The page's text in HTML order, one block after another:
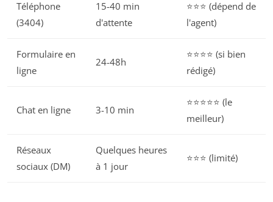
Téléphone
(3404)
15-40 min
d'attente
⭐⭐⭐ (dépend de
l'agent)
Formulaire en
ligne
24-48h
⭐⭐⭐⭐ (si bien
rédigé)
Chat en ligne 3-10 min
⭐⭐⭐⭐⭐ (le
meilleur)
Réseaux
sociaux (DM)
Quelques heures
à 1 jour
⭐⭐⭐ (limité)